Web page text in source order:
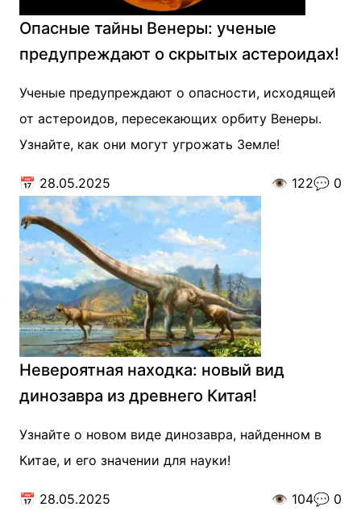
Опасные тайны Венеры: ученые
предупреждают о скрытых астероидах!
Ученые предупреждают о опасности, исходящей
от астероидов, пересекающих орбиту Венеры.
Узнайте, как они могут угрожать Земле!
📅 28.05.2025 👁️ 122💬 0
Невероятная находка: новый вид
динозавра из древнего Китая!
Узнайте о новом виде динозавра, найденном в
Китае, и его значении для науки!
📅 28.05.2025 👁️ 104💬 0